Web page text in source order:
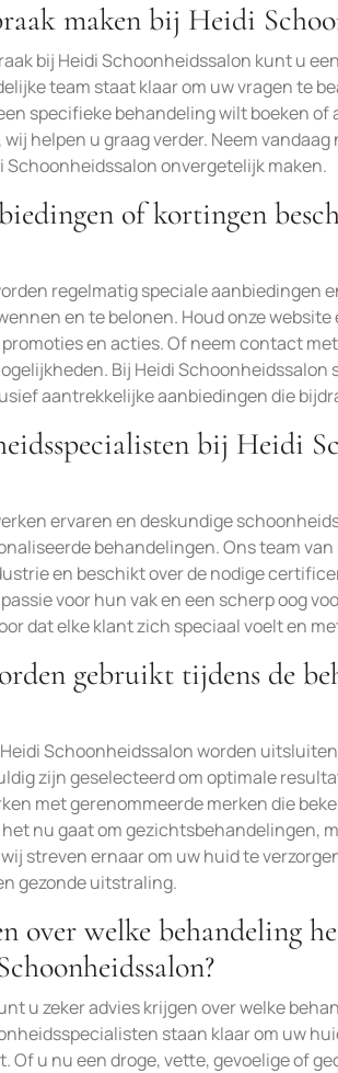
maken bij Heidi
bij Heidi Schoonheidssalon kunt u
team staat klaar om uw vragen te
specifieke behandeling wilt boeken
helpen u graag verder. Neem
onvergetelijk maken.
of kortingen
regelmatig speciale aanbiedingen
en te belonen. Houd onze
en acties. Of neem contact
Bij Heidi Schoonheidssalon
aantrekkelijke aanbiedingen die
bij Heidi
ervaren en deskundige
behandelingen. Ons team
en beschikt over de nodige
voor hun vak en een scherp oog
dat elke klant zich speciaal voelt en
gebruikt tijdens de
Schoonheidssalon worden
zijn geselecteerd om optimale
met gerenommeerde merken die
nu gaat om gezichtsbehandelingen,
streven ernaar om uw huid te
gezonde uitstraling.
over welke behandeling
u zeker advies krijgen over welke
staan klaar om uw
Of u nu een droge, vette, gevoelige of